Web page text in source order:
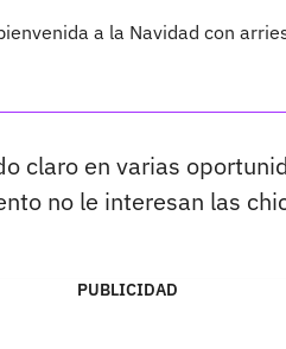
a la Navidad con
claro en varias
no le interesan las
PUBLICIDAD